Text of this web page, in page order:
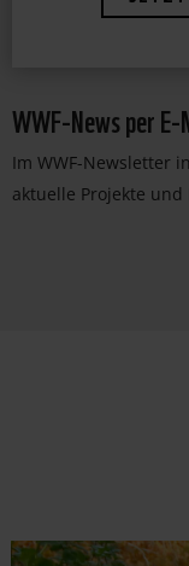
WWF-News per
Im WWF-Newsletter
aktuelle Projekte und